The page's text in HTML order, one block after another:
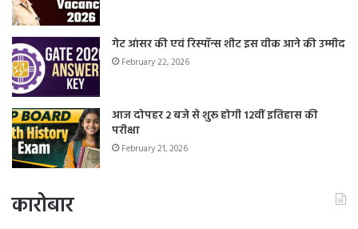
गेट आंसर की एवं रिस्पॉन्स शीट इस वीक आने की उम्मीद
February 22, 2026
आज दोपहर 2 बजे से शुरू होगी 12वीं इतिहास की
परीक्षा
February 21, 2026
कारोबार